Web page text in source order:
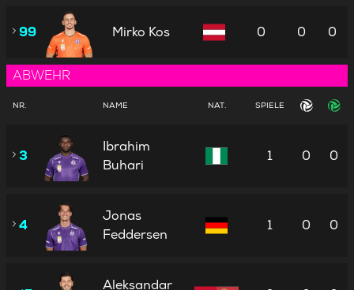
99 Mirko Kos 0 0 0
ABWEHR
NR. NAME NAT. SPIELE
3
Ibrahim
Buhari
1 0 0
4
Jonas
Feddersen
1 0 0
Aleksandar